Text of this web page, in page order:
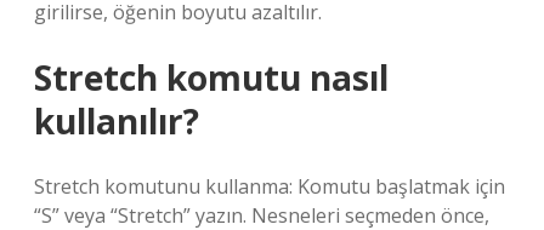
girilirse, öğenin boyutu azaltılır.
Stretch komutu nasıl
kullanılır?
Stretch komutunu kullanma: Komutu başlatmak için
“S” veya “Stretch” yazın. Nesneleri seçmeden önce,